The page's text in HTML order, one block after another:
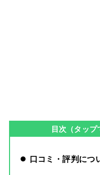
目次（タップ
口コミ・評判につ